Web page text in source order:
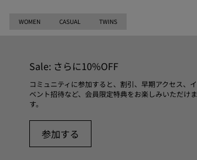
WOMEN CASUAL TWINS
Sale: さらに10%OFF
コミュニティに参加すると、割引、早期アクセス、イ
ベント招待など、会員限定特典をお楽しみいただけま
す。
参加する